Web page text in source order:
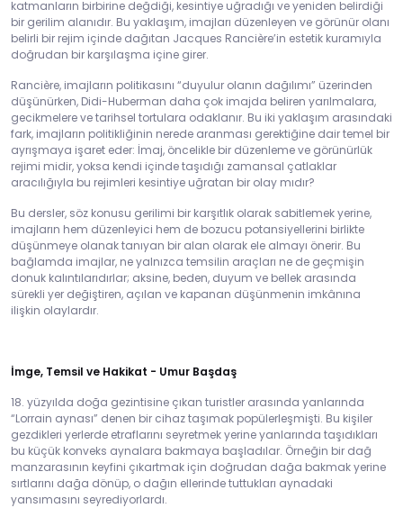
katmanların birbirine değdiği, kesintiye uğradığı ve yeniden belirdiği
bir gerilim alanıdır. Bu yaklaşım, imajları düzenleyen ve görünür olanı
belirli bir rejim içinde dağıtan Jacques Rancière’in estetik kuramıyla
doğrudan bir karşılaşma içine girer.
Rancière, imajların politikasını “duyulur olanın dağılımı” üzerinden
düşünürken, Didi-Huberman daha çok imajda beliren yarılmalara,
gecikmelere ve tarihsel tortulara odaklanır. Bu iki yaklaşım arasındaki
fark, imajların politikliğinin nerede aranması gerektiğine dair temel bir
ayrışmaya işaret eder: İmaj, öncelikle bir düzenleme ve görünürlük
rejimi midir, yoksa kendi içinde taşıdığı zamansal çatlaklar
aracılığıyla bu rejimleri kesintiye uğratan bir olay mıdır?
Bu dersler, söz konusu gerilimi bir karşıtlık olarak sabitlemek yerine,
imajların hem düzenleyici hem de bozucu potansiyellerini birlikte
düşünmeye olanak tanıyan bir alan olarak ele almayı önerir. Bu
bağlamda imajlar, ne yalnızca temsilin araçları ne de geçmişin
donuk kalıntılarıdırlar; aksine, beden, duyum ve bellek arasında
sürekli yer değiştiren, açılan ve kapanan düşünmenin imkânına
ilişkin olaylardır.
İmge, Temsil ve Hakikat - Umur Başdaş
18.⁠ ⁠yüzyılda doğa gezintisine çıkan turistler arasında yanlarında
“Lorrain aynası” denen bir cihaz taşımak popülerleşmişti. Bu kişiler
gezdikleri yerlerde etraflarını seyretmek yerine yanlarında taşıdıkları
bu küçük konveks aynalara bakmaya başladılar. Örneğin bir dağ
manzarasının keyfini çıkartmak için doğrudan dağa bakmak yerine
sırtlarını dağa dönüp, o dağın ellerinde tuttukları aynadaki
yansımasını seyrediyorlardı.